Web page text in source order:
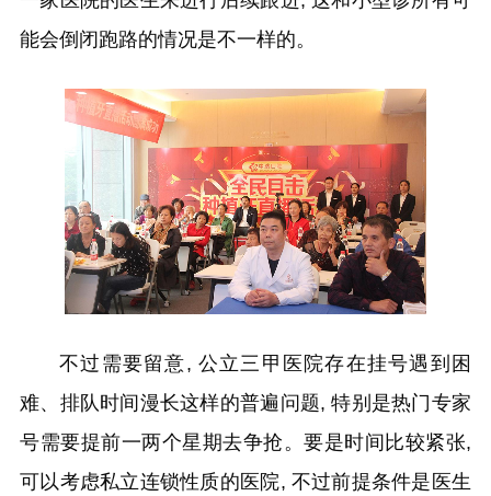
能会倒闭跑路的情况是不一样的。
不过需要留意, 公立三甲医院存在挂号遇到困
难、排队时间漫长这样的普遍问题, 特别是热门专家
号需要提前一两个星期去争抢。要是时间比较紧张,
可以考虑私立连锁性质的医院, 不过前提条件是医生